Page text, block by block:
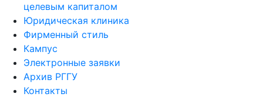
целевым капиталом
Юридическая клиника
Фирменный стиль
Кампус
Электронные заявки
Архив РГГУ
Контакты